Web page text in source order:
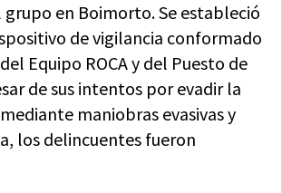
en Boimorto. Se estableció
de vigilancia conformado
Equipo ROCA y del Puesto de
de sus intentos por evadir la
maniobras evasivas y
los delincuentes fueron